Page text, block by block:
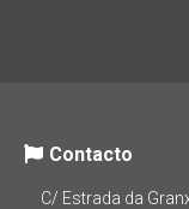
Contacto
C/ Estrada da